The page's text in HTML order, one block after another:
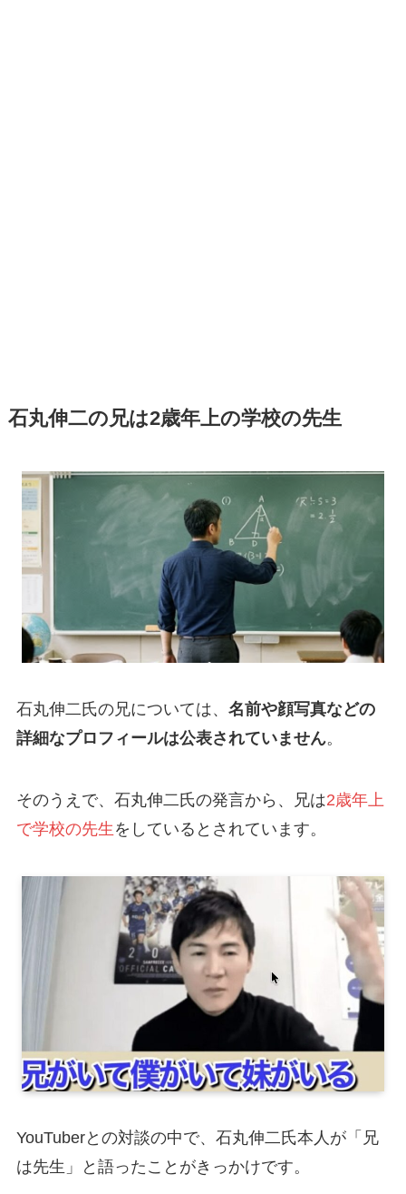
石丸伸二の兄は2歳年上の学校の先生
石丸伸二氏の兄については、 名前や顔写真などの
詳細なプロフィールは公表されていません。
そのうえで、石丸伸二氏の発言から、兄は2歳年上
で学校の先生 をしているとされています。
YouTuberとの対談の中で、石丸伸二氏本人が「兄
は先生」と語ったことがきっかけです。